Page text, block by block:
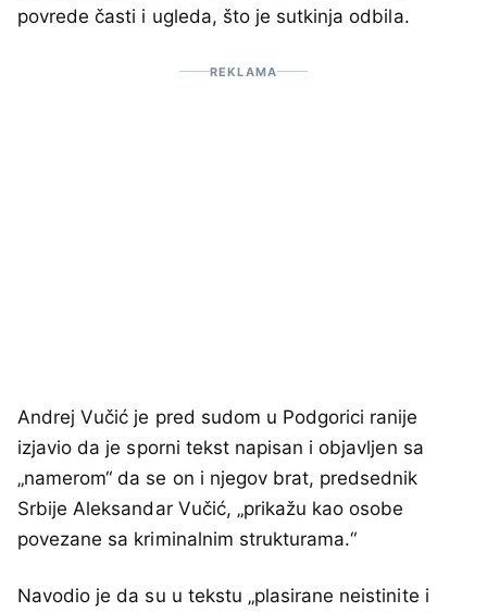
povrede časti i ugleda, što je sutkinja odbila.
REKLAMA
Andrej Vučić je pred sudom u Podgorici ranije
izjavio da je sporni tekst napisan i objavljen sa
„namerom“ da se on i njegov brat, predsednik
Srbije Aleksandar Vučić, „prikažu kao osobe
povezane sa kriminalnim strukturama.“
Navodio je da su u tekstu „plasirane neistinite i